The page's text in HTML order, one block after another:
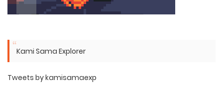
Kami Sama Explorer
Tweets by kamisamaexp